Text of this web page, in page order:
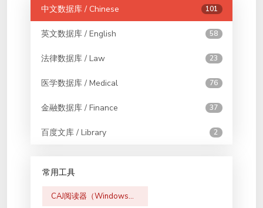
中文数据库 / Chinese 101
英文数据库 / English 58
法律数据库 / Law 23
医学数据库 / Medical 76
金融数据库 / Finance 37
百度文库 / Library 2
常用工具
CAJ阅读器（Windows版）